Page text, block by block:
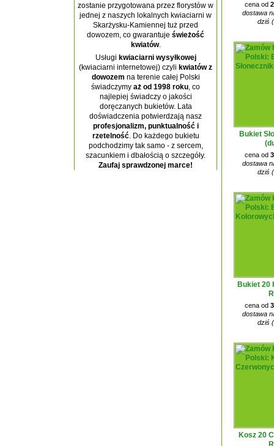
zostanie przygotowana przez florystów w
jednej z naszych lokalnych kwiaciarni w
Skarżysku-Kamiennej tuż przed
dowozem, co gwarantuje świeżość
kwiatów.
Usługi kwiaciarni wysyłkowej
(kwiaciarni internetowej) czyli kwiatów z
dowozem na terenie całej Polski
świadczymy aż od 1998 roku , co
najlepiej świadczy o jakości
doręczanych bukietów. Lata
doświadczenia potwierdzają nasz
profesjonalizm, punktualność i
rzetelność. Do każdego bukietu
podchodzimy tak samo - z sercem,
szacunkiem i dbałością o szczegóły.
Zaufaj sprawdzonej marce!
cena od
dostawa
dziś
Bukiet
cena od
dostawa
dziś
Bukiet 20
cena od
dostawa
dziś
Kosz 20